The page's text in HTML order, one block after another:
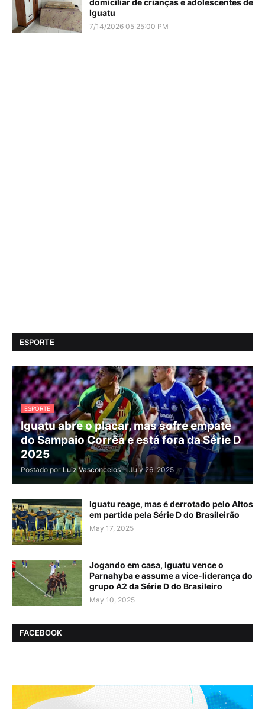
domiciliar de crianças e adolescentes de
Iguatu
7/14/2026 05:25:00 PM
ESPORTE
ESPORTE
Iguatu abre o placar, mas sofre empate
do Sampaio Corrêa e está fora da Série D
2025
Postado por Luiz Vasconcelos - July 26, 2025
Iguatu reage, mas é derrotado pelo Altos
em partida pela Série D do Brasileirão
May 17, 2025
Jogando em casa, Iguatu vence o
Parnahyba e assume a vice-liderança do
grupo A2 da Série D do Brasileiro
May 10, 2025
FACEBOOK